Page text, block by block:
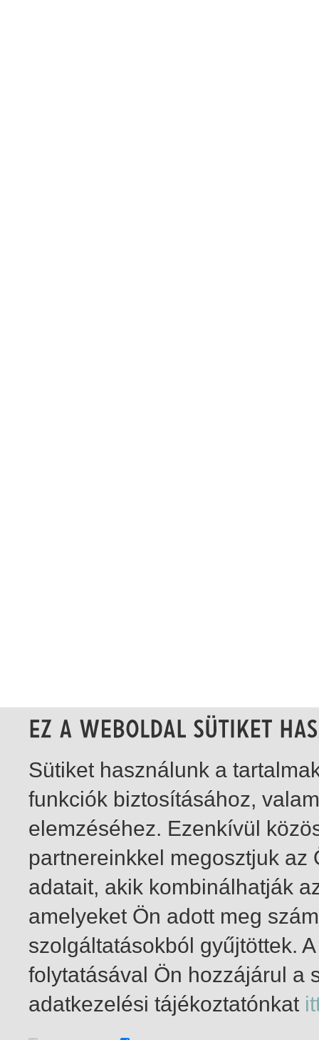
1-4 / összesen 4 találat
Sütiket használunk a
funkciók biztosításához,
elemzéséhez. Ezenkívül
partnereinkkel megosztjuk
adatait, akik kombinálhatják
amelyeket Ön adott meg
szolgáltatásokból gyűjtöttek.
folytatásával Ön hozzájárul a
adatkezelési tájékoztatónkat